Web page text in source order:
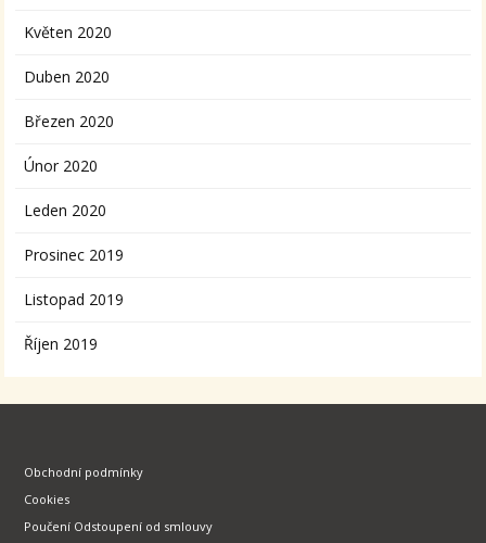
Květen 2020
Duben 2020
Březen 2020
Únor 2020
Leden 2020
Prosinec 2019
Listopad 2019
Říjen 2019
Obchodní podmínky
Cookies
Poučení Odstoupení od smlouvy